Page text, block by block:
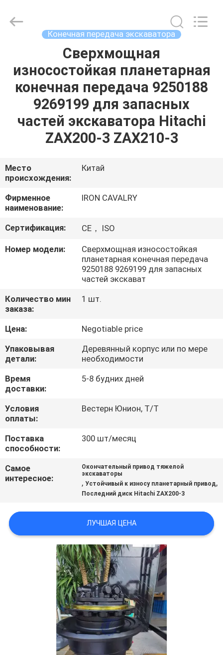
ГЛАВНАЯ
СТРАНИЦА
ПРОДУКЦИЯ
РОЛИКИ
VR
ШОУ
О
КОМПАНИИ
ФАБРИКА
КОНТРОЛЬ
КАЧЕСТВА
КОНТАКТНЫЕ
ДАННЫЕ
НОВОСТИ
СЛУЧАИ
SITEMAP
ПОЛИТИКА
УЕДИНЕНИЯ
Конечная передача экскаватора
Сверхмощная
износостойкая планетарная
конечная передача 9250188
9269199 для запасных
частей экскаватора Hitachi
ZAX200-3 ZAX210-3
Место
происхождения:
Китай
Фирменное
наименование:
IRON CAVALRY
Сертификация: CE， ISO
Номер модели:
Сверхмощная износостойкая
планетарная конечная передача
9250188 9269199 для запасных
частей экскават
Количество мин
заказа:
1 шт.
Цена:
Negotiable price
Упаковывая
детали:
Деревянный корпус или по мере
необходимости
Время
доставки:
5-8 будних дней
Условия
оплаты:
Вестерн Юнион, Т/Т
Поставка
способности:
300 шт/месяц
Самое
интересное:
Окончательный привод тяжелой
экскаваторы
,Устойчивый к износу планетарный привод,
Последний диск Hitachi ZAX200-3
ЛУЧШАЯ ЦЕНА